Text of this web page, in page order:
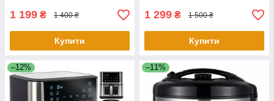
1 199 ₴ 1 400 ₴
Купити
1 299 ₴ 1 500 ₴
Купити
–12% –11%